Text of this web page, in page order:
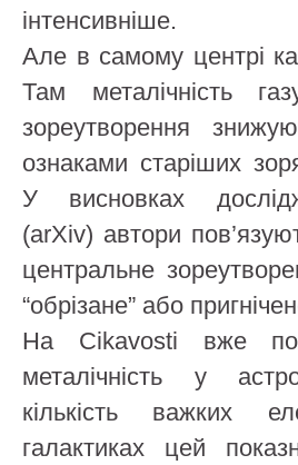
інтенсивніше.
Але в самому центрі
Там металічність
зореутворення
ознаками старіших
У висновках
(arXiv) автори
центральне
“обрізане” або
На Cikavosti вже
металічність у
кількість важких
галактиках цей